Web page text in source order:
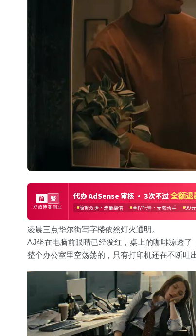
凌晨三点华尔街写字楼依然灯火通明。
AJ坐在电脑前眼睛已经发红，桌上的咖啡凉透了
整个办公室里空荡荡的，只有打印机还在不断吐